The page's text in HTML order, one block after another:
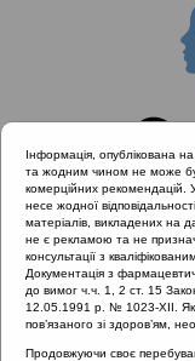
Головна
SHDM.SCHOOL |
органів
Правильно
Інформація, опублікована
та жодним чином не може
комерційних рекомендацій.
несе жодної
матеріалів, викладених на
не є рекламою та не
консультації з
Документація з
до вимог ч.ч. 1, 2 ст. 15
12.05.1991 р. № 1023-XII.
пов’язаного зі здоров’ям,
Продовжуючи своє